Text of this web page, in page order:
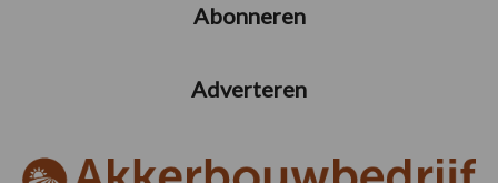
Abonneren
Adverteren